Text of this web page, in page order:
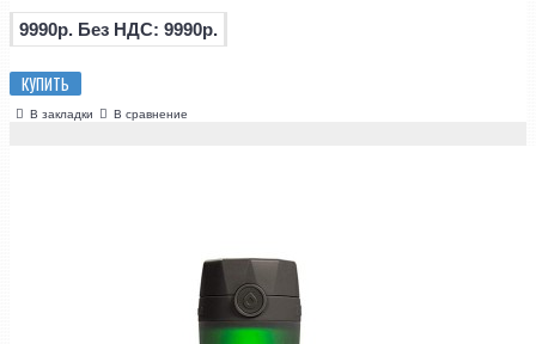
9990р. Без НДС: 9990р.
КУПИТЬ
В закладки В сравнение